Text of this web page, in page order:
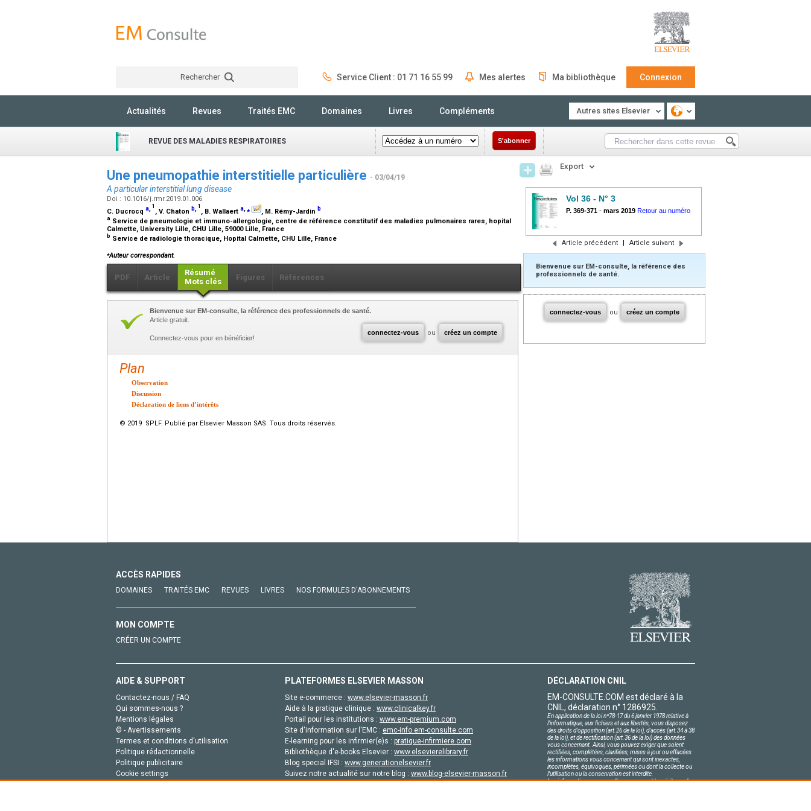
Rechercher Service Client : 01 71 16 55 99 Mes alertes Ma bibliothèque Connexion
Actualités Revues Traités EMC Domaines Livres Compléments Autres sites Elsevier
REVUE DES MALADIES RESPIRATOIRES S'abonner
Une pneumopathie interstitielle particulière - 03/04/19
A particular interstitial lung disease
Doi : 10.1016/j.rmr.2019.01.006
C. Ducrocq a, 1
, V. Chaton b, 1
, B. Wallaert a,⁎ , M. Rémy-Jardin b
a Service de pneumologie et immuno-allergologie, centre de référence constitutif des maladies pulmonaires rares, hopital
Calmette, University Lille, CHU Lille, 59000 Lille, France
b Service de radiologie thoracique, Hopital Calmette, CHU Lille, France
⁎Auteur correspondant.
PDF Article
Résumé
Mots clés
Figures Références
connectez-vous ou créez un compte
Bienvenue sur EM-consulte, la référence des professionnels de santé.
Article gratuit.
Connectez-vous pour en bénéficier!
Plan
Observation
Discussion
Déclaration de liens d’intérêts
© 2019 SPLF. Publié par Elsevier Masson SAS. Tous droits réservés.
Export
Vol 36 - N° 3
P. 369-371 - mars 2019 Retour au numéro
Article précédent | Article suivant
Bienvenue sur EM-consulte, la référence des
professionnels de santé.
connectez-vous ou créez un compte
ACCÈS RAPIDES
DOMAINES TRAITÉS EMC REVUES LIVRES NOS FORMULES D'ABONNEMENTS
MON COMPTE
CRÉER UN COMPTE
AIDE & SUPPORT
Contactez-nous / FAQ
Qui sommes-nous ?
Mentions légales
© - Avertissements
Termes et conditions d'utilisation
Politique rédactionnelle
Politique publicitaire
Cookie settings
PLATEFORMES ELSEVIER MASSON
Site e-commerce : www.elsevier-masson.fr
Aide à la pratique clinique : www.clinicalkey.fr
Portail pour les institutions : www.em-premium.com
Site d'information sur l'EMC : emc-info.em-consulte.com
E-learning pour les infirmier(e)s : pratique-infirmiere.com
Bibliothèque d'e-books Elsevier : www.elsevierelibrary.fr
Blog special IFSI : www.generationelsevier.fr
Suivez notre actualité sur notre blog : www.blog-elsevier-masson.fr
DÉCLARATION CNIL
EM-CONSULTE.COM est déclaré à la
CNIL, déclaration n° 1286925.
En application de la loi nº78-17 du 6 janvier 1978 relative à
l'informatique, aux fichiers et aux libertés, vous disposez
des droits d'opposition (art.26 de la loi), d'accès (art.34 à 38
de la loi), et de rectification (art.36 de la loi) des données
vous concernant. Ainsi, vous pouvez exiger que soient
rectifiées, complétées, clarifiées, mises à jour ou effacées
les informations vous concernant qui sont inexactes,
incomplètes, équivoques, périmées ou dont la collecte ou
l'utilisation ou la conservation est interdite.
Les informations personnelles concernant les visiteurs de